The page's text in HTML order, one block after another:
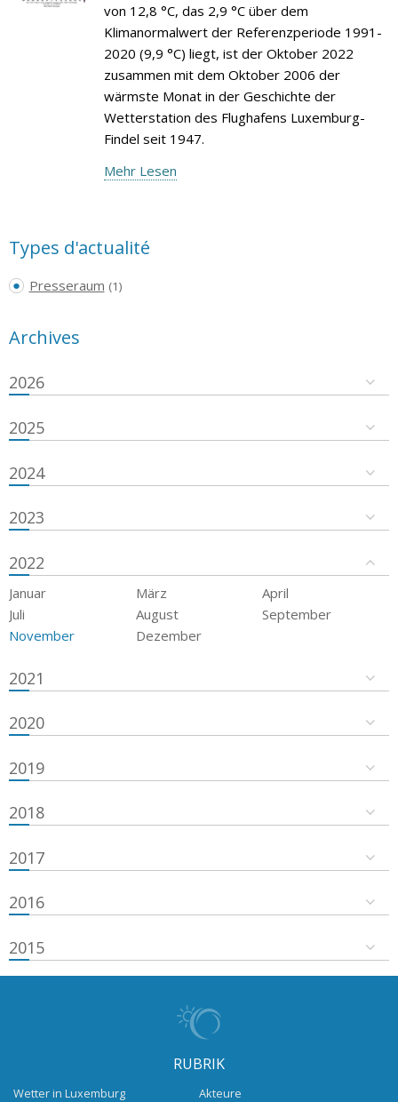
von 12,8 °C, das 2,9 °C über dem
Klimanormalwert der Referenzperiode 1991-
2020 (9,9 °C) liegt, ist der Oktober 2022
zusammen mit dem Oktober 2006 der
wärmste Monat in der Geschichte der
Wetterstation des Flughafens Luxemburg-
Findel seit 1947.
Mehr Lesen
Types d'actualité
Presseraum (1)
Archives
2026
2025
2024
2023
2022
Januar März
April
Juli
August
September
November
Dezember
2021
2020
2019
2018
2017
2016
2015
RUBRIK
Wetter in Luxemburg
Akteure